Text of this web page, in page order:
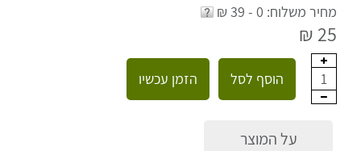
מחיר משלוח: 0 - 39 ₪
25 ₪
1 הוסף לסל הזמן עכשיו
על המוצר